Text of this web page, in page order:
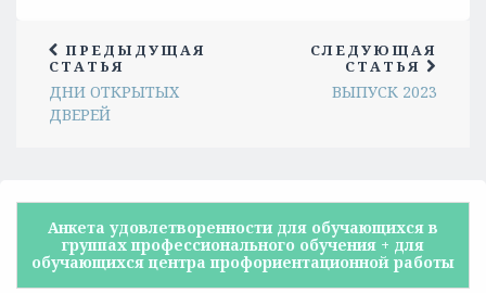
ПРЕДЫДУЩАЯ
СТАТЬЯ
ДНИ ОТКРЫТЫХ
ДВЕРЕЙ
СЛЕДУЮЩАЯ
СТАТЬЯ
ВЫПУСК 2023
Анкета удовлетворенности для обучающихся в
группах профессионального обучения + для
обучающихся центра профориентационной работы